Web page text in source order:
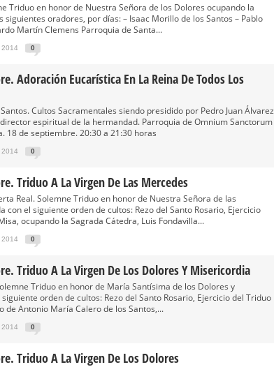
Triduo en honor de Nuestra Señora de los Dolores ocupando la
siguientes oradores, por días: – Isaac Morillo de los Santos – Pablo
Martín Clemens Parroquia de Santa...
2014 0
Adoración Eucarística En La Reina De Todos Los
Cultos Sacramentales siendo presidido por Pedro Juan Álvarez
espiritual de la hermandad. Parroquia de Omnium Sanctorum
18 de septiembre. 20:30 a 21:30 horas
2014 0
Triduo A La Virgen De Las Mercedes
Real. Solemne Triduo en honor de Nuestra Señora de las
con el siguiente orden de cultos: Rezo del Santo Rosario, Ejercicio
ocupando la Sagrada Cátedra, Luis Fondavilla...
2014 0
Triduo A La Virgen De Los Dolores Y Misericordia
Triduo en honor de María Santísima de los Dolores y
orden de cultos: Rezo del Santo Rosario, Ejercicio del Triduo
de Antonio María Calero de los Santos,...
2014 0
Triduo A La Virgen De Los Dolores